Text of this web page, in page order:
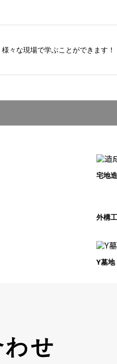
様々な現場で学ぶことができます！
宅地
外構
Y墓
せ